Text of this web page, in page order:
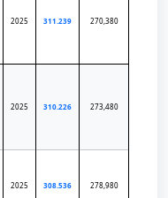
2025 311.239 270,380
2025 310.226 273,480
2025 308.536 278,980